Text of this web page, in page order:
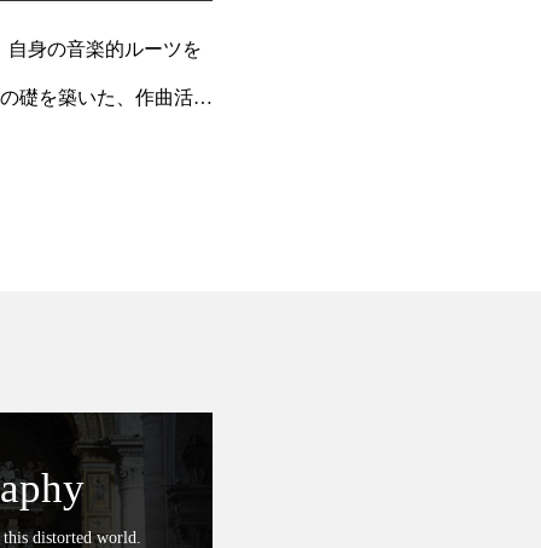
身の音楽的ルーツを
礎を築いた、作曲活動
distorted world.